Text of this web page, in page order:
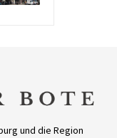
und die Region